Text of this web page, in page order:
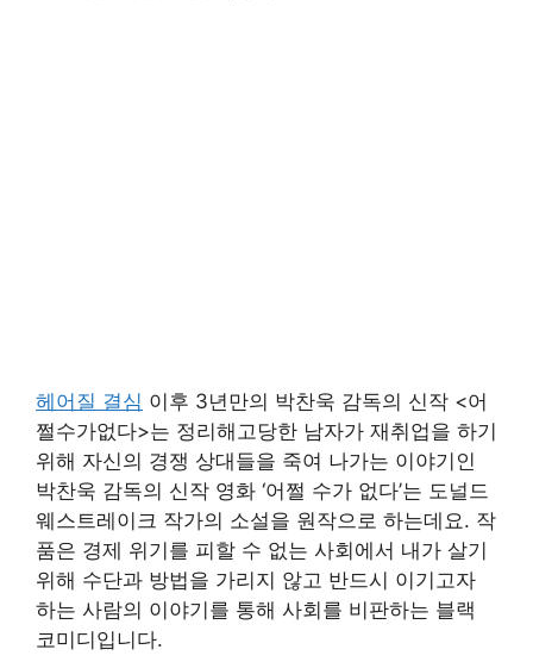
헤어질 결심 이후 3년만의 박찬욱 감독의 신작 <어
쩔수가없다>는 정리해고당한 남자가 재취업을 하기
위해 자신의 경쟁 상대들을 죽여 나가는 이야기인
박찬욱 감독의 신작 영화 ‘어쩔 수가 없다’는 도널드
웨스트레이크 작가의 소설을 원작으로 하는데요. 작
품은 경제 위기를 피할 수 없는 사회에서 내가 살기
위해 수단과 방법을 가리지 않고 반드시 이기고자
하는 사람의 이야기를 통해 사회를 비판하는 블랙
코미디입니다.